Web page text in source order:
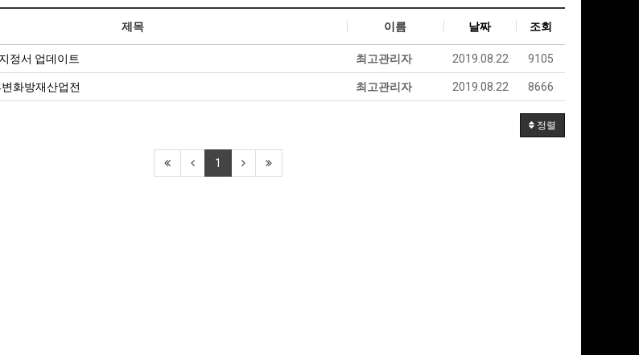
제목 이름 날짜 조회
정서 업데이트 최고관리자 2019.08.22 9105
화방재산업전 최고관리자 2019.08.22 8666
정렬
1